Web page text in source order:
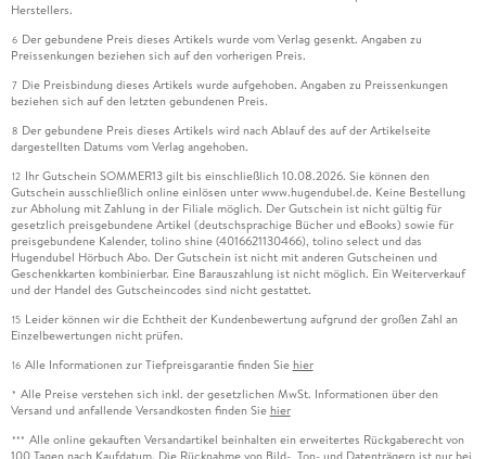
Herstellers.
6 Der gebundene Preis dieses Artikels wurde vom Verlag gesenkt. Angaben zu
Preissenkungen beziehen sich auf den vorherigen Preis.
7 Die Preisbindung dieses Artikels wurde aufgehoben. Angaben zu Preissenkungen
beziehen sich auf den letzten gebundenen Preis.
8 Der gebundene Preis dieses Artikels wird nach Ablauf des auf der Artikelseite
dargestellten Datums vom Verlag angehoben.
12 Ihr Gutschein SOMMER13 gilt bis einschließlich 10.08.2026. Sie können den
Gutschein ausschließlich online einlösen unter www.hugendubel.de. Keine Bestellung
zur Abholung mit Zahlung in der Filiale möglich. Der Gutschein ist nicht gültig für
gesetzlich preisgebundene Artikel (deutschsprachige Bücher und eBooks) sowie für
preisgebundene Kalender, tolino shine (4016621130466), tolino select und das
Hugendubel Hörbuch Abo. Der Gutschein ist nicht mit anderen Gutscheinen und
Geschenkkarten kombinierbar. Eine Barauszahlung ist nicht möglich. Ein Weiterverkauf
und der Handel des Gutscheincodes sind nicht gestattet.
15 Leider können wir die Echtheit der Kundenbewertung aufgrund der großen Zahl an
Einzelbewertungen nicht prüfen.
16 Alle Informationen zur Tiefpreisgarantie finden Sie hier
* Alle Preise verstehen sich inkl. der gesetzlichen MwSt. Informationen über den
Versand und anfallende Versandkosten finden Sie hier
*** Alle online gekauften Versandartikel beinhalten ein erweitertes Rückgaberecht von